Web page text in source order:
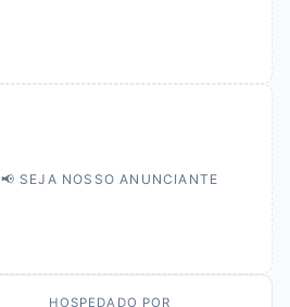
📢 SEJA NOSSO ANUNCIANTE
HOSPEDADO POR